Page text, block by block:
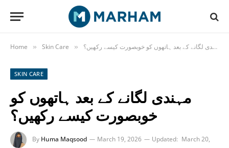
Home » Skin Care » مہندی لگانے کے بعد ہاتھوں کو خوبصورت کیسے رکھیں؟
SKIN CARE
مہندی لگانے کے بعد ہاتھوں کو
خوبصورت کیسے رکھیں؟
By Huma Maqsood March 19, 2026 Updated: March 20,